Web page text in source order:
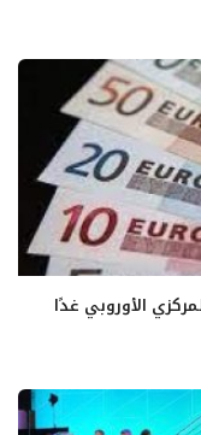
الأوروبي غدًا